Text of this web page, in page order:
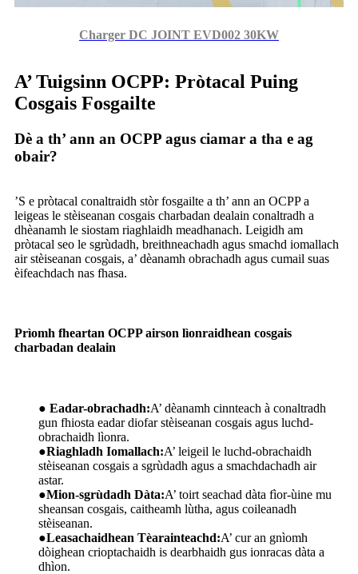
Charger DC JOINT EVD002 30KW
A’ Tuigsinn OCPP: Pròtacal Puing
Cosgais Fosgailte
Dè a th’ ann an OCPP agus ciamar a tha e ag
obair?
’S e pròtacal conaltraidh stòr fosgailte a th’ ann an OCPP a
leigeas le stèiseanan cosgais charbadan dealain conaltradh a
dhèanamh le siostam riaghlaidh meadhanach. Leigidh am
pròtacal seo le sgrùdadh, breithneachadh agus smachd iomallach
air stèiseanan cosgais, a’ dèanamh obrachadh agus cumail suas
èifeachdach nas fhasa.
Prìomh fheartan OCPP airson lìonraidhean cosgais
charbadan dealain
● Eadar-obrachadh:A’ dèanamh cinnteach à conaltradh
gun fhiosta eadar diofar stèiseanan cosgais agus luchd-
obrachaidh lìonra.
●Riaghladh Iomallach:A’ leigeil le luchd-obrachaidh
stèiseanan cosgais a sgrùdadh agus a smachdachadh air
astar.
●Mion-sgrùdadh Dàta:A’ toirt seachad dàta fìor-ùine mu
sheansan cosgais, caitheamh lùtha, agus coileanadh
stèiseanan.
●Leasachaidhean Tèarainteachd:A’ cur an gnìomh
dòighean crioptachaidh is dearbhaidh gus ionracas dàta a
dhìon.